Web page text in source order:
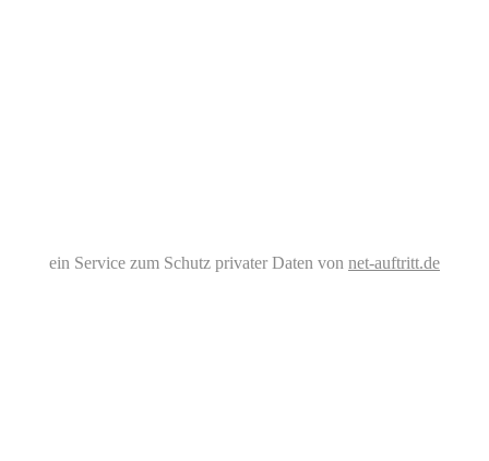
ein Service zum Schutz privater Daten von net-auftritt.de